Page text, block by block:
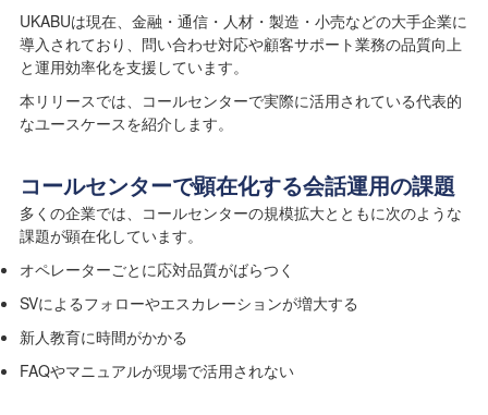
UKABUは現在、金融・通信・人材・製造・小売などの大手企業に
導入されており、問い合わせ対応や顧客サポート業務の品質向上
と運用効率化を支援しています。
本リリースでは、コールセンターで実際に活用されている代表的
なユースケースを紹介します。
コールセンターで顕在化する会話運用の課題
多くの企業では、コールセンターの規模拡大とともに次のような
課題が顕在化しています。
オペレーターごとに応対品質がばらつく
SVによるフォローやエスカレーションが増大する
新人教育に時間がかかる
FAQやマニュアルが現場で活用されない